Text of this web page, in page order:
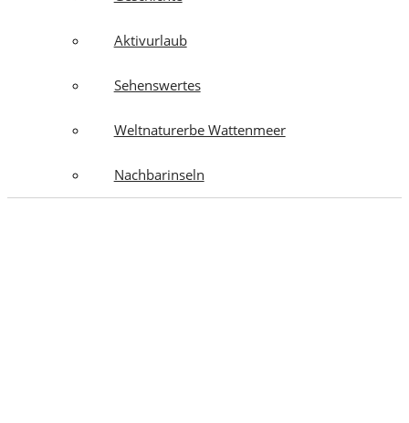
Aktivurlaub
Sehenswertes
Weltnaturerbe Wattenmeer
Nachbarinseln